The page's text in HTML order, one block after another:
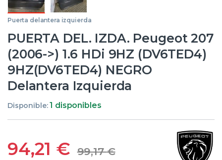
Puerta delantera izquierda
PUERTA DEL. IZDA. Peugeot 207
(2006->) 1.6 HDi 9HZ (DV6TED4)
9HZ(DV6TED4) NEGRO
Delantera Izquierda
Disponible:1 disponibles
94,21 € 99,17€